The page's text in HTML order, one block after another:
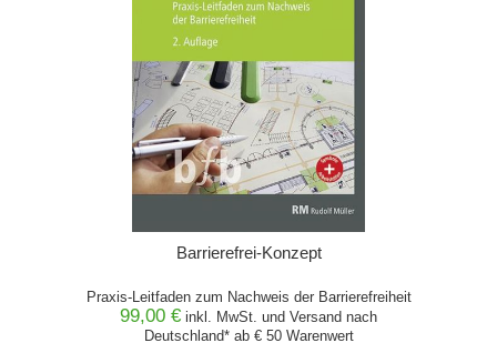
Barrierefrei-Konzept
Praxis-Leitfaden zum Nachweis der Barrierefreiheit
99,00 € inkl. MwSt. und Versand nach
Deutschland* ab € 50 Warenwert